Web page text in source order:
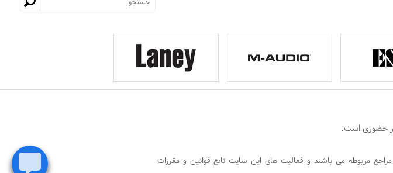
حضوری است.
مربوطه می باشند و فعالیت های این سایت تابع قوانین و مقررات